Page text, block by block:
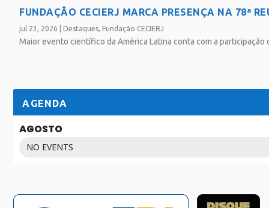
FUNDAÇÃO CECIERJ MARCA PRESENÇA NA 78ª
jul 23, 2026 Destaques, Fundação CECIERJ
Maior evento científico da América Latina conta com a participação
AGENDA
AGOSTO
NO EVENTS